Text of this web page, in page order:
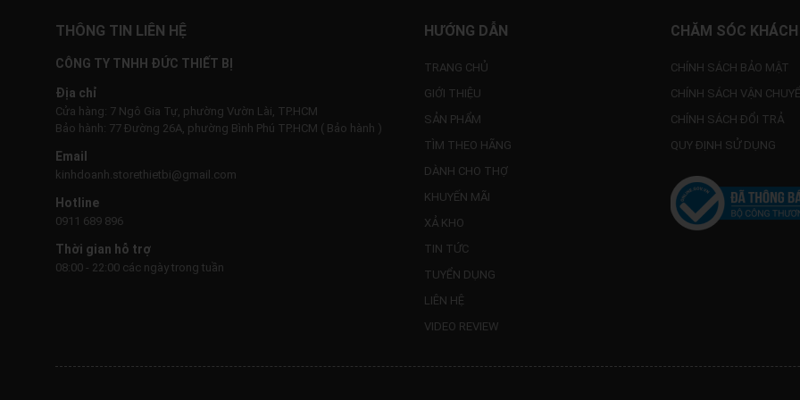
THÔNG TIN LIÊN HỆ
CÔNG TY TNHH ĐỨC THIẾT BỊ
Địa chỉ
Cửa hàng: 7 Ngô Gia Tự, phường Vườn Lài, TP.HCM
Bảo hành: 77 Đường 26A, phường Bình Phú TP.HCM ( Bảo hành )
Email
kinhdoanh.storethietbi@gmail.com
Hotline
0911 689 896
Thời gian hỗ trợ
08:00 - 22:00 các ngày trong tuần
HƯỚNG DẪN
TRANG CHỦ
GIỚI THIỆU
SẢN PHẨM
TÌM THEO HÃNG
DÀNH CHO THỢ
KHUYẾN MÃI
XẢ KHO
TIN TỨC
TUYỂN DỤNG
LIÊN HỆ
VIDEO REVIEW
CHĂM SÓC
CHÍNH SÁCH BẢO MẬT
CHÍNH SÁCH VẬN
CHÍNH SÁCH ĐỔI TRẢ
QUY ĐỊNH SỬ DỤNG